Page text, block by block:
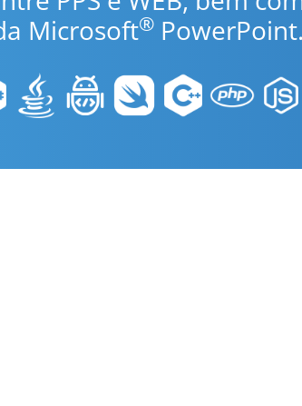
Microsoft® PowerPoint.